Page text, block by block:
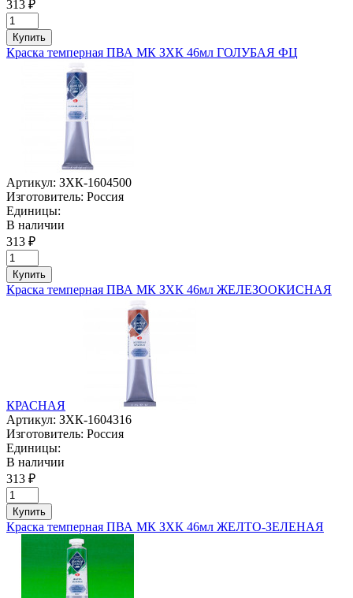
313 ₽
Купить
Краска темперная ПВА МК ЗХК 46мл ГОЛУБАЯ ФЦ
Артикул: ЗХК-1604500
Изготовитель: Россия
Единицы:
В наличии
313 ₽
Купить
Краска темперная ПВА МК ЗХК 46мл ЖЕЛЕЗООКИСНАЯ
КРАСНАЯ
Артикул: ЗХК-1604316
Изготовитель: Россия
Единицы:
В наличии
313 ₽
Купить
Краска темперная ПВА МК ЗХК 46мл ЖЕЛТО-ЗЕЛЕНАЯ